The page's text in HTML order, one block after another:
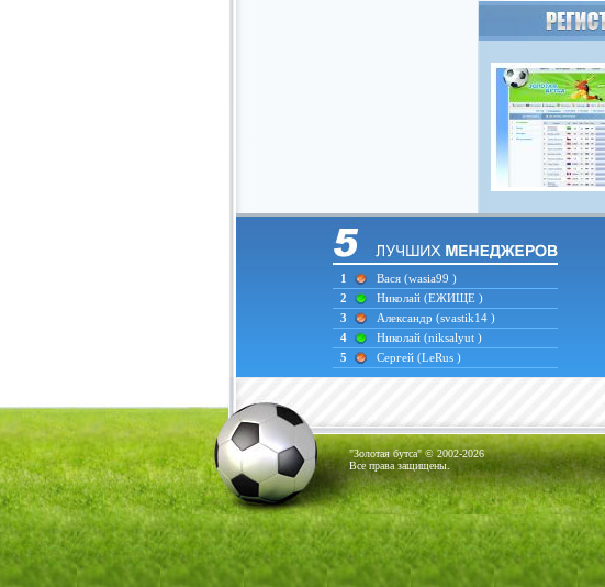
1 Вася (wasia99 )
2
Николай (ЕЖИЩЕ )
3
Александр (svastik14 )
4
Николай (niksalyut )
5
Сергей (LeRus )
"Золотая бутса" © 2002-2026
Все права защищены.